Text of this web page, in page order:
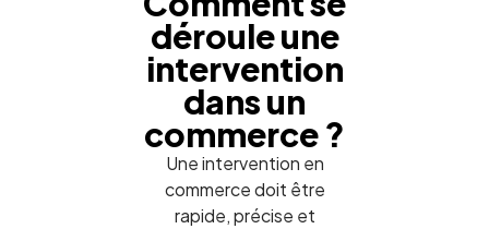
déroule une
intervention
dans un
commerce ?
Une intervention en
commerce doit être
rapide, précise et